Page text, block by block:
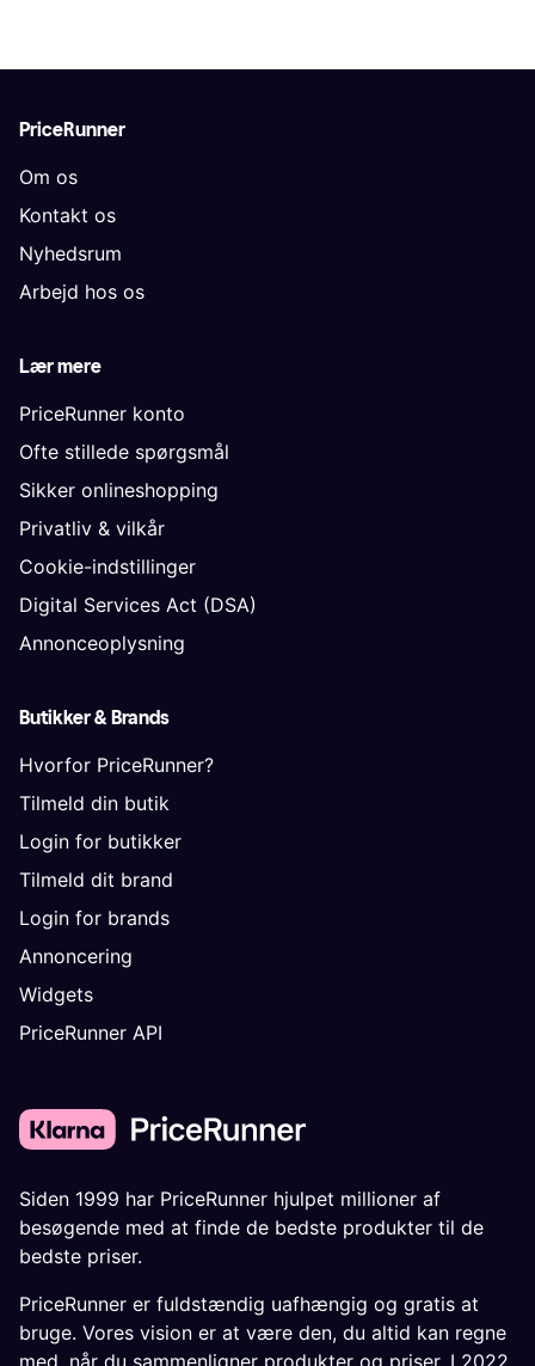
PriceRunner
Om os
Kontakt os
Nyhedsrum
Arbejd hos os
Lær mere
PriceRunner konto
Ofte stillede spørgsmål
Sikker onlineshopping
Privatliv & vilkår
Cookie-indstillinger
Digital Services Act (DSA)
Annonceoplysning
Butikker & Brands
Hvorfor PriceRunner?
Tilmeld din butik
Login for butikker
Tilmeld dit brand
Login for brands
Annoncering
Widgets
PriceRunner API
Siden 1999 har PriceRunner hjulpet millioner af
besøgende med at finde de bedste produkter til de
bedste priser.
PriceRunner er fuldstændig uafhængig og gratis at
bruge. Vores vision er at være den, du altid kan regne